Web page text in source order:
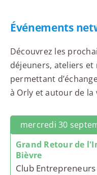
Événements
Découvrez les
déjeuners, ateliers
permettant
à Orly et autour de la
mercredi 30
Grand Retour de
Bièvre
Club